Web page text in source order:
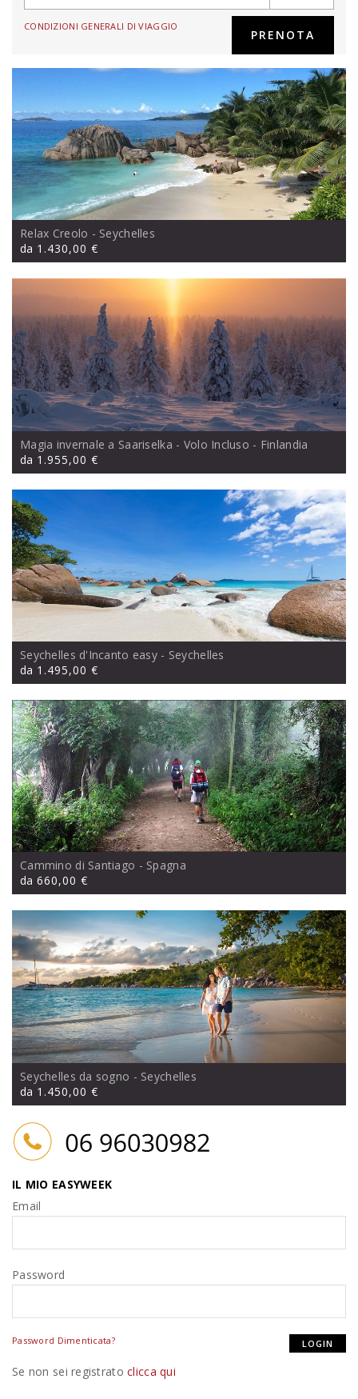
CONDIZIONI GENERALI DI VIAGGIO
Relax Creolo - Seychelles
da 1.430,00 €
Magia invernale a Saariselka - Volo Incluso - Finlandia
da 1.955,00 €
Seychelles d'Incanto easy - Seychelles
da 1.495,00 €
Cammino di Santiago - Spagna
da 660,00 €
Seychelles da sogno - Seychelles
da 1.450,00 €
IL MIO EASYWEEK
Email
Password
Password Dimenticata?
Se non sei registratoclicca qui